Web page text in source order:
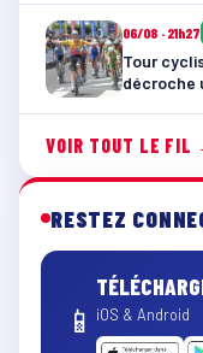
06/08 · 21h27
Tour
décroche
VOIR TOUT LE FIL
RESTEZ
📱 iOS & Android